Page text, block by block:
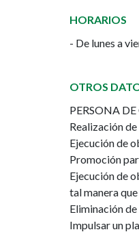
HORARIOS
- De lunes a
OTROS
PERSONA
Realización
Ejecución de
Promoción
Ejecución de
tal manera
Eliminación
Impulsar un